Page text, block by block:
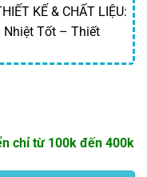
KẾ & CHẤT LIỆU:
Nhiệt Tốt – Thiết
chỉ từ 100k đến 400k